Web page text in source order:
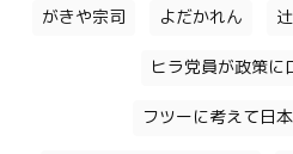
がきや宗司 よだかれん
ヒラ党員が政策に
フツーに考えて日